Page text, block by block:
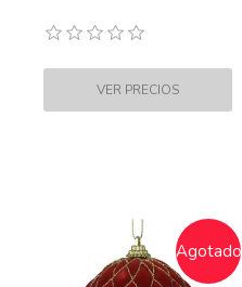
Agotado